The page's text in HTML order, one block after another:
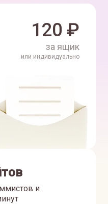
120 ₽
за ящик
или индивидуально
и